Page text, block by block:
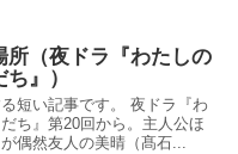
所（夜ドラ『わたしの
』）
短い記事です。 夜ドラ『わ
ち』第20回から。主人公ほ
偶然友人の美晴（髙石...